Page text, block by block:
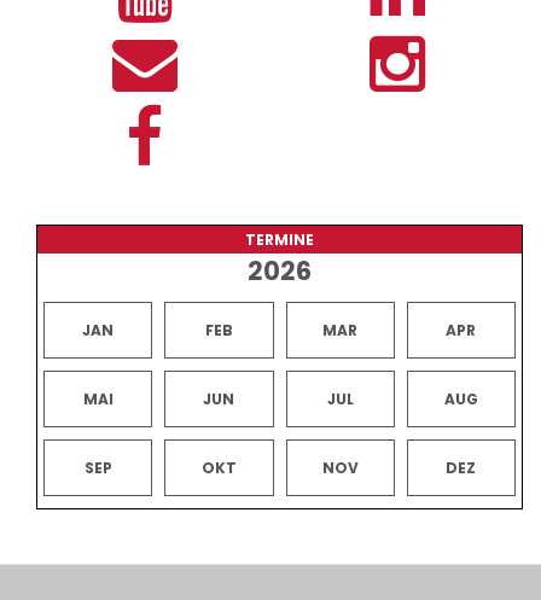
TERMINE
2026
JAN FEB MAR APR
MAI JUN JUL AUG
SEP OKT NOV DEZ